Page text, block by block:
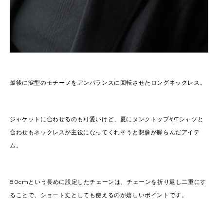
最後に涙型のモチーフをアンバランスに回転させたロングネックレス。
ジャケットに合わせるのも可愛いけど、夏にタンクトップやTシャツと
合わせもネックレスが主役になってくれそうと想像が膨らんだアイテ
ム。
80cmという長めに設定したチェーンは、チェーンを折り返し二重にす
ることで、ショート丈としても使えるのが嬉しいポイントです。